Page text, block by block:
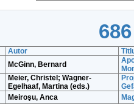
Autor
McGinn, Bernard
Meier, Christel; Wagner-
Egelhaaf, Martina (eds.)
Meiroşu, Anca